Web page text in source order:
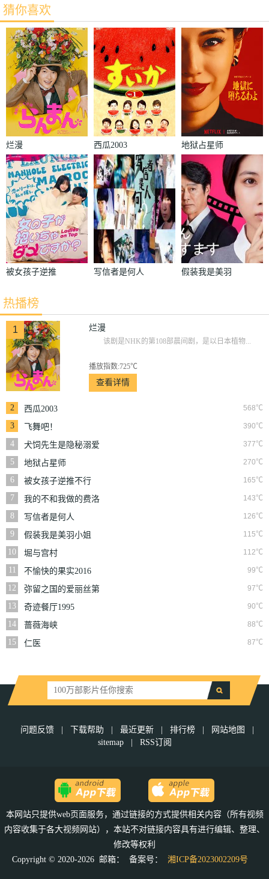
猜你喜欢
烂漫 西瓜2003 地狱占星师
被女孩子逆推
写信者是何人
假装我是美羽
热播榜
1 烂漫
该剧是NHK的第108部晨间剧，是以日本植物...
播放指数:725℃
查看详情
2 568℃
西瓜2003
3
390℃
飞舞吧！
4
377℃
犬饲先生是隐秘溺爱
上司
5 270℃
地狱占星师
6
165℃
被女孩子逆推不行
吗？
7 143℃
我的不和我做的费洛
蒙男友
8 126℃
写信者是何人
9
115℃
假装我是美羽小姐
10
112℃
堀与宫村
11
99℃
不愉快的果实2016
12
97℃
弥留之国的爱丽丝第
三季
13 90℃
奇迹餐厅1995
14
88℃
蔷薇海峡
15
87℃
仁医
问题反馈 下载帮助 最近更新 排行榜 网站地图
sitemap
RSS订阅
本网站只提供web页面服务，通过链接的方式提供相关内容（所有视频
内容收集于各大视频网站），本站不对链接内容具有进行编辑、整理、
修改等权利
Copyright © 2020-2026 邮箱：
备案号： 湘ICP备2023002209号